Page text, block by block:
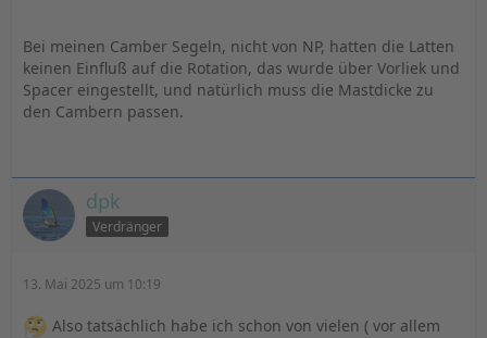
Bei meinen Camber Segeln, nicht von NP, hatten die Latten
keinen Einfluß auf die Rotation, das wurde über Vorliek und
Spacer eingestellt, und natürlich muss die Mastdicke zu
den Cambern passen.
dpk
Verdränger
13. Mai 2025 um 10:19
Also tatsächlich habe ich schon von vielen ( vor allem